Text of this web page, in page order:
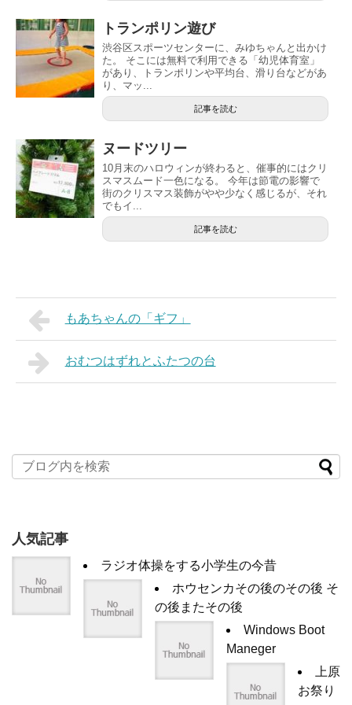
トランポリン遊び
渋谷区スポーツセンターに、みゆちゃんと出かけ
た。 そこには無料で利用できる「幼児体育室」
があり、トランポリンや平均台、滑り台などがあ
り、マッ...
記事を読む
ヌードツリー
10月末のハロウィンが終わると、催事的にはクリ
スマスムード一色になる。 今年は節電の影響で
街のクリスマス装飾がやや少なく感じるが、それ
でもイ...
記事を読む
もあちゃんの「ギフ」
おむつはずれとふたつの台
人気記事
ラジオ体操をする小学生の今昔
ホウセンカその後のその後 そ
の後またその後
Windows Boot
Maneger
上原
お祭り